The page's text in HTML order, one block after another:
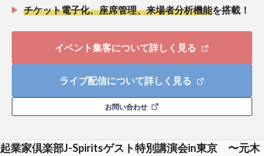
チケット電子化、座席管理、来場者分析機能を搭載！
イベント集客について詳しく見る
ライブ配信について詳しく見る
お問い合わせ
起業家倶楽部J-Spiritsゲスト特別講演会in東京 〜元木